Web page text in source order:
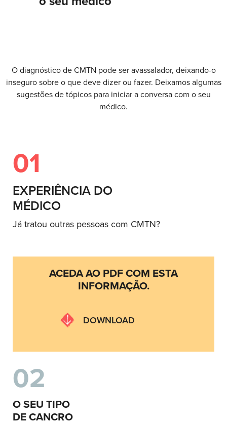
O diagnóstico de CMTN pode ser avassalador, deixando-o
inseguro sobre o que deve dizer ou fazer. Deixamos algumas
sugestões de tópicos para iniciar a conversa com o seu
médico.
01
EXPERIÊNCIA DO
MÉDICO
Já tratou outras pessoas com CMTN?
ACEDA AO PDF COM ESTA
INFORMAÇÃO.
DOWNLOAD
02
O SEU TIPO
DE CANCRO